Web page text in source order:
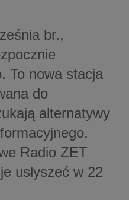
br.,
To nowa stacja
do
alternatywy
Radio ZET
usłyszeć w 22